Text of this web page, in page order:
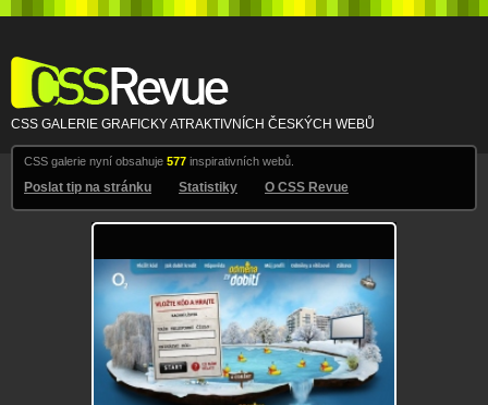
CSS Revue
CSS GALERIE GRAFICKY ATRAKTIVNÍCH ČESKÝCH WEBŮ
CSS galerie nyní obsahuje 577 inspirativních webů.
Poslat tip na stránku Statistiky O CSS Revue